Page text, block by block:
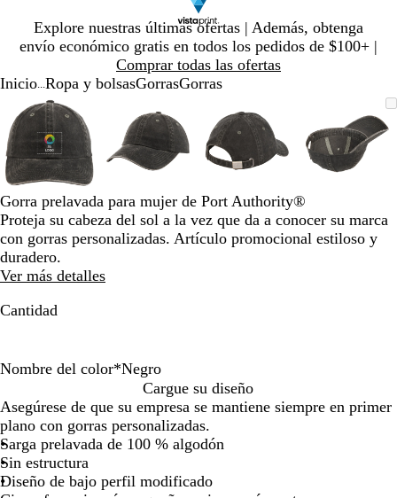
Explore nuestras últimas ofertas | Además, obtenga
envío económico gratis en todos los pedidos de $100+ |
Comprar todas las ofertas
Diapositiva
1
Inicio Ropa y bolsasGorrasGorras
Imagen
ampliable
con
zoom
Ampliado
al
mínimo
Haga
clic
para
expandir
Use
la
tecla
de
más
(+)
para
acercar/alejar
con
las
las
flechas
para
arrastrar
ampliable
con
zoom
al
mínimo
clic
para
expandir
la
tecla
de
más
(+)
y
menos
teclas
de
las
flechas
para
arrastrar
ampliable
con
zoom
al
mínimo
clic
para
expandir
la
tecla
de
(+)
y
menos
de
las
Imagen
con
zoom
al
mínimo
clic
para
la
tecla
de
más
las
Diapositiva
de
4
Gorra prelavada para mujer de Port Authority®
Proteja su cabeza del sol a la vez que da a conocer su marca
con gorras personalizadas. Artículo promocional estiloso y
duradero.
Ver más detalles
Cantidad
Nombre del color*Negro
e
g
r
o
o
s
a
d
o
Cargue su diseño
Asegúrese de que su empresa se mantiene siempre en primer
plano con gorras personalizadas.
Sarga prelavada de 100 % algodón
Sin estructura
Diseño de bajo perfil modificado